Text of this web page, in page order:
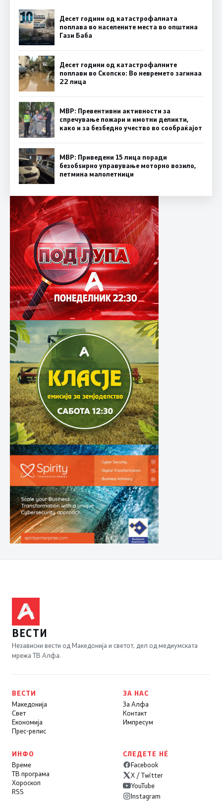
Десет години од катастрофалната
поплава во населените места во општина
Гази Баба
Десет години од катастрофалните
поплави во Скопско: Во невремето загинаа
22 лица
МВР: Превентивни активности за
спречување пожари и имотни деликти,
како и за безбедно учество во сообраќајот
МВР: Приведени 15 лица поради
безобѕирно управување моторно возило,
петмина малолетници
ВЕСТИ
Независни вести од Македонија и светот, дел од медиумската
мрежа ТВ Алфа.
ВЕСТИ
Македонија
Свет
Економија
Прес-релис
ЗА НАС
За Алфа
Контакт
Импресум
ИНФО
Време
ТВ програма
Хороскоп
RSS
СЛЕДЕТЕ НÉ
Facebook
X / Twitter
YouTube
Instagram